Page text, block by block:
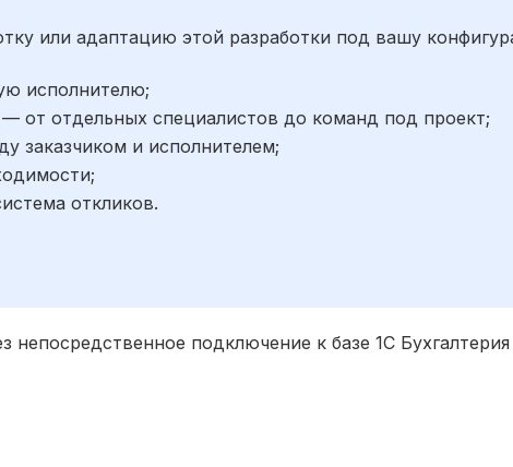
или адаптацию этой разработки под вашу
исполнителю;
от отдельных специалистов до команд под проект;
заказчиком и исполнителем;
откликов.
непосредственное подключение к базе 1С